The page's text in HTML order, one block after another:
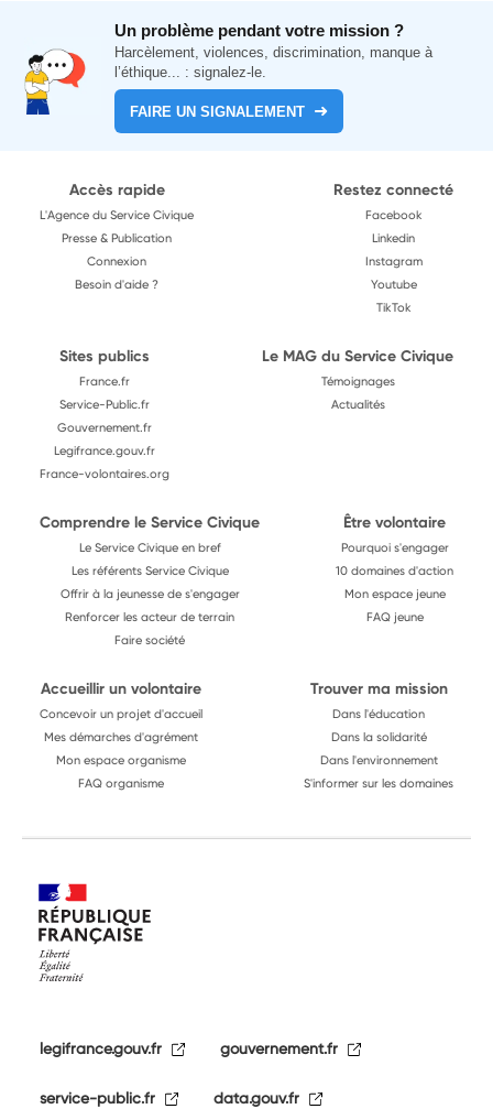
Un problème pendant votre mission ?
Harcèlement, violences, discrimination, manque à
l’éthique... : signalez-le.
FAIRE UN SIGNALEMENT
Accès rapide
L'Agence du Service Civique
Presse & Publication
Connexion
Besoin d'aide ?
Restez connecté
Facebook
Linkedin
Instagram
Youtube
TikTok
Sites publics
France.fr
Service-Public.fr
Gouvernement.fr
Legifrance.gouv.fr
France-volontaires.org
Le MAG du Service Civique
Témoignages
Actualités
Comprendre le Service Civique
Le Service Civique en bref
Les référents Service Civique
Offrir à la jeunesse de s'engager
Renforcer les acteur de terrain
Faire société
Être volontaire
Pourquoi s'engager
10 domaines d'action
Mon espace jeune
FAQ jeune
Accueillir un volontaire
Concevoir un projet d'accueil
Mes démarches d'agrément
Mon espace organisme
FAQ organisme
Trouver ma mission
Dans l'éducation
Dans la solidarité
Dans l'environnement
S'informer sur les domaines
legifrance.gouv.fr gouvernement.fr
service-public.fr data.gouv.fr